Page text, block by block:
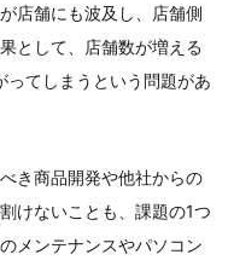
店舗にも波及し、店舗側
として、店舗数が増える
ってしまうという問題があ
き商品開発や他社からの
けないことも、課題の1つ
メンテナンスやパソコン